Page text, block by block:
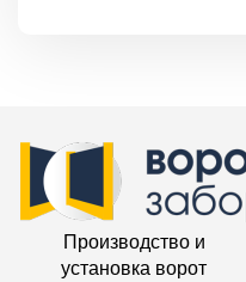
Производство и
установка ворот